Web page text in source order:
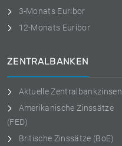
3-Monats Euribor
12-Monats Euribor
ZENTRALBANKEN
Aktuelle Zentralbankzinsen
Amerikanische Zinssätze
(FED)
Britische Zinssätze (BoE)